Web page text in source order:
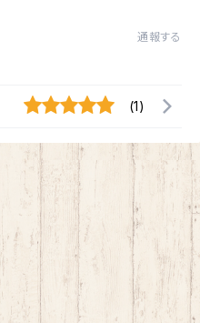
通報する
(1)